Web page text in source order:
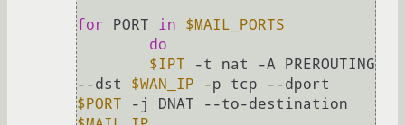
for PORT in
$MAIL_PORTS
do
$IPT -t nat -A PREROUTING
--dst $WAN_IP
$PORT